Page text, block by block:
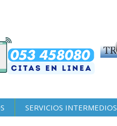
SERVICIOS INTERMEDIOS